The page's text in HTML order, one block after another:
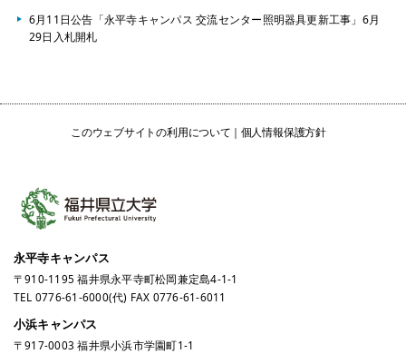
6月11日公告「永平寺キャンパス 交流センター照明器具更新工事」6月
29日入札開札
このウェブサイトの利用について 個人情報保護方針
永平寺キャンパス
〒910-1195 福井県永平寺町松岡兼定島4-1-1
TEL 0776-61-6000(代) FAX 0776-61-6011
小浜キャンパス
〒917-0003 福井県小浜市学園町1-1